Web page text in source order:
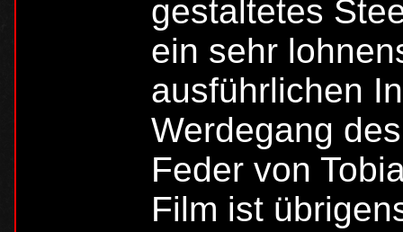
gestaltetes
ein sehr
ausführlichen
Werdegang
Feder von
Film ist